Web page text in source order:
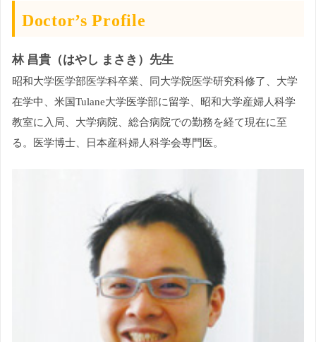
Doctor’s Profile
林 昌貴（はやし まさき）先生
昭和大学医学部医学科卒業、同大学院医学研究科修了、大学
在学中、米国Tulane大学医学部に留学、昭和大学産婦人科学
教室に入局、大学病院、総合病院での勤務を経て現在に至
る。医学博士、日本産科婦人科学会専門医。